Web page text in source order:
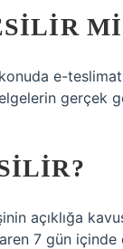
e-
gerçek
açıklığa
7 gün içinde